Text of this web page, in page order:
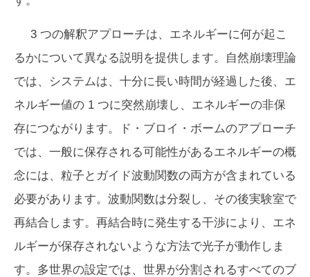
3 つの解釈アプローチは、エネルギーに何が起こ
るかについて異なる説明を提供します。自然崩壊理論
では、システムは、十分に長い時間が経過した後、エ
ネルギー値の 1 つに突然崩壊し、エネルギーの非保
存につながります。ド・ブロイ・ボームのアプローチ
では、一般に保存される可能性があるエネルギーの概
念には、粒子とガイド波動関数の両方が含まれている
必要があります。波動関数は分裂し、その後実験室で
再結合します。再結合時に発生する干渉により、エネ
ルギーが保存されないような方法で光子が動作しま
す。多世界の設定では、世界が分割されるすべてのブ